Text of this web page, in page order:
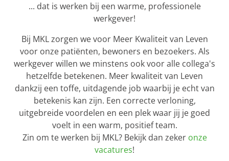
... dat is werken bij een warme, professionele
werkgever!
Bij MKL zorgen we voor Meer Kwaliteit van Leven
voor onze patiënten, bewoners en bezoekers. Als
werkgever willen we minstens ook voor alle collega's
hetzelfde betekenen. Meer kwaliteit van Leven
dankzij een toffe, uitdagende job waarbij je echt van
betekenis kan zijn. Een correcte verloning,
uitgebreide voordelen en een plek waar jij je goed
voelt in een warm, positief team.
Zin om te werken bij MKL? Bekijk dan zeker onze
vacatures!